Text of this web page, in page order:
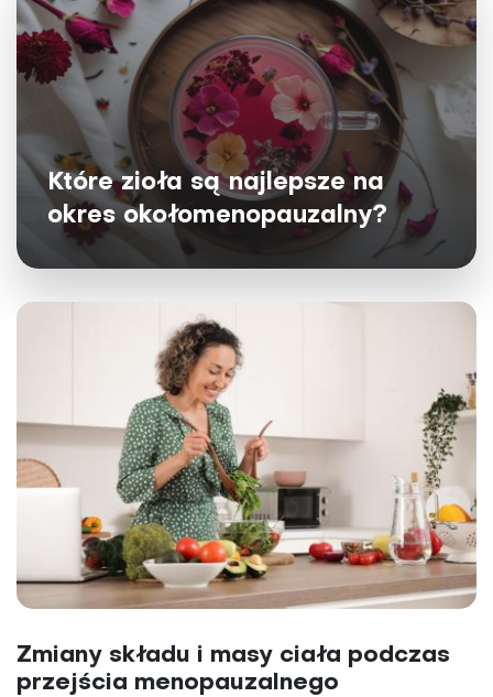
Które zioła są najlepsze na
okres okołomenopauzalny?
Zmiany składu i masy ciała podczas
przejścia menopauzalnego